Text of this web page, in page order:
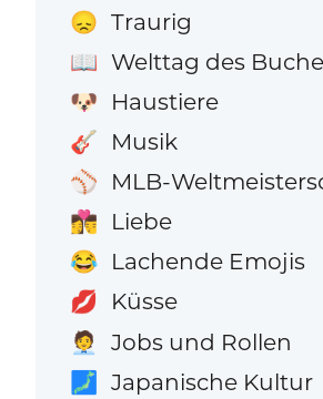
😞 Traurig
📖 Welttag des
🐶 Haustiere
🎸 Musik
⚾ MLB-
👩‍❤️‍💋‍👨 Liebe
😂 Lachende Emojis
💋 Küsse
🧑‍💼 Jobs und Rollen
🗾 Japanische Kultur